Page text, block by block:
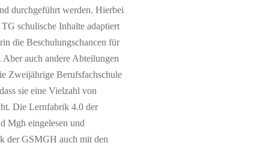
durchgeführt werden. Hierbei
schulische Inhalte adaptiert
die Beschulungschancen für
auch andere Abteilungen
Zweijährige Berufsfachschule
sie eine Vielzahl von
Die Lernfabrik 4.0 der
Mgh eingelesen und
der GSMGH auch mit den